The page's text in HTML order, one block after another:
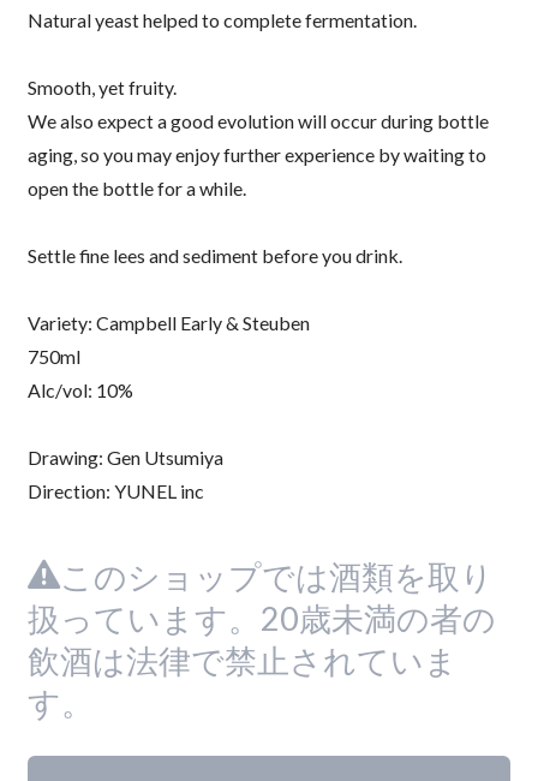
Natural yeast helped to complete fermentation.
Smooth, yet fruity.
We also expect a good evolution will occur during bottle
aging, so you may enjoy further experience by waiting to
open the bottle for a while.
Settle fine lees and sediment before you drink.
Variety: Campbell Early & Steuben
750ml
Alc/vol: 10%
Drawing: Gen Utsumiya
Direction: YUNEL inc
このショップでは酒類を取り
扱っています。20歳未満の者の
飲酒は法律で禁止されていま
す。